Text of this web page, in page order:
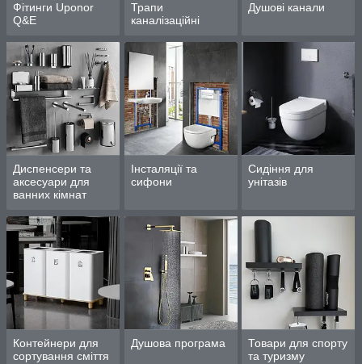
Фітинги Uponor
Q&E
Трапи
каналізаційні
Душові канали
Диспенсери та
аксесуари для
ванних кімнат
Інсталяції та
сифони
Сидіння для
унітазів
Контейнери для
сортування сміття
Душова програма
Товари для спорту
та туризму